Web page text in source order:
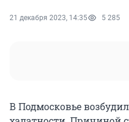
21 декабря 2023, 14:35 5 285
В Подмосковье